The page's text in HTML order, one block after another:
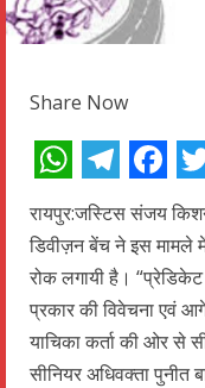
Share Now
रायपुर:जस्टिस संजय
डिवीज़न बेंच ने इस मामले
रोक लगायी है।
प्रकार की विवेचना एवं
याचिका कर्ता की ओर से
सीनियर अधिवक्ता पुनीत